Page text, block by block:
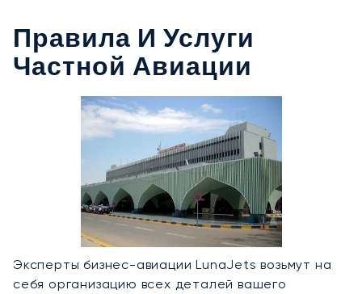
Правила И Услуги
Частной Авиации
Эксперты бизнес-авиации LunaJets возьмут на
себя организацию всех деталей вашего